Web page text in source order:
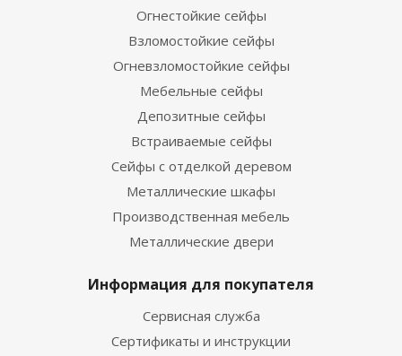
Огнестойкие сейфы
Взломостойкие сейфы
Огневзломостойкие сейфы
Мебельные сейфы
Депозитные сейфы
Встраиваемые сейфы
Сейфы с отделкой деревом
Металлические шкафы
Производственная мебель
Металлические двери
Информация для покупателя
Сервисная служба
Сертификаты и инструкции